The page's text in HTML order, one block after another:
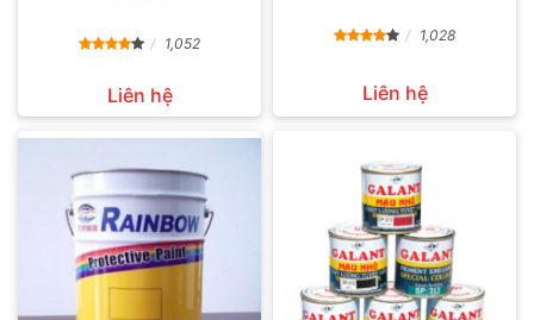
1,052
Liên hệ
1,028
Liên hệ